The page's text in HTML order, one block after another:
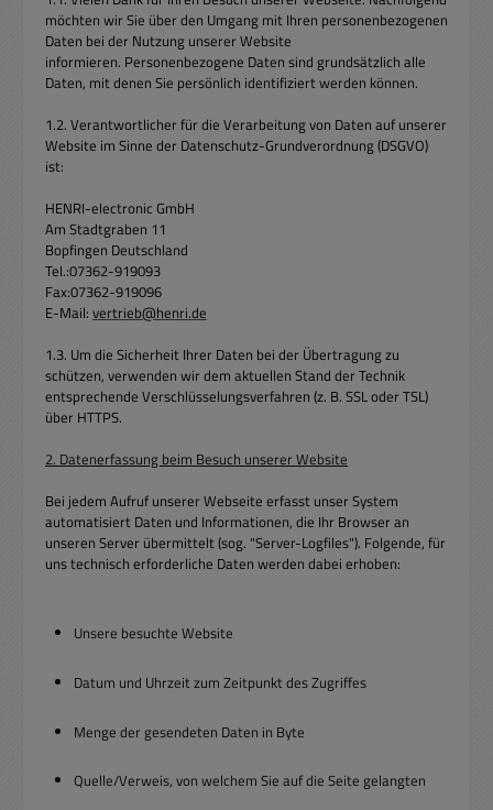
möchten wir Sie über den Umgang mit Ihren personenbezogenen
Daten bei der Nutzung unserer Website
informieren. Personenbezogene Daten sind grundsätzlich alle
Daten, mit denen Sie persönlich identifiziert werden können.
1.2. Verantwortlicher für die Verarbeitung von Daten auf unserer
Website im Sinne der Datenschutz-Grundverordnung (DSGVO)
ist:
HENRI-electronic GmbH
Am Stadtgraben 11
Bopfingen Deutschland
Tel.:07362-919093
Fax:07362-919096
E-Mail: vertrieb@henri.de
1.3. Um die Sicherheit Ihrer Daten bei der Übertragung zu
schützen, verwenden wir dem aktuellen Stand der Technik
entsprechende Verschlüsselungsverfahren (z. B. SSL oder TSL)
über HTTPS.
2. Datenerfassung beim Besuch unserer Website
Bei jedem Aufruf unserer Webseite erfasst unser System
automatisiert Daten und Informationen, die Ihr Browser an
unseren Server übermittelt (sog. "Server-Logfiles"). Folgende, für
uns technisch erforderliche Daten werden dabei erhoben:
Unsere besuchte Website
Datum und Uhrzeit zum Zeitpunkt des Zugriffes
Menge der gesendeten Daten in Byte
Quelle/Verweis, von welchem Sie auf die Seite gelangten